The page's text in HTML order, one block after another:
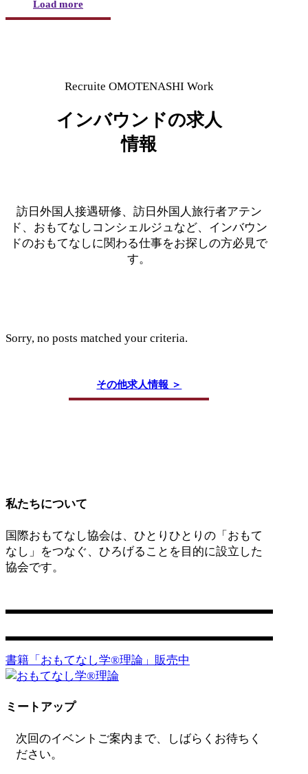
Load more
Recruite OMOTENASHI Work
インバウンドの求人
情報
訪日外国人接遇研修、訪日外国人旅行者アテン
ド、おもてなしコンシェルジュなど、インバウン
ドのおもてなしに関わる仕事をお探しの方必見で
す。
Sorry, no posts matched your criteria.
その他求人情報 ＞
私たちについて
国際おもてなし協会は、ひとりひとりの「おもて
なし」をつなぐ、ひろげることを目的に設立した
協会です。
書籍「おもてなし学®️理論」販売中
ミートアップ
次回のイベントご案内まで、しばらくお待ちく
ださい。